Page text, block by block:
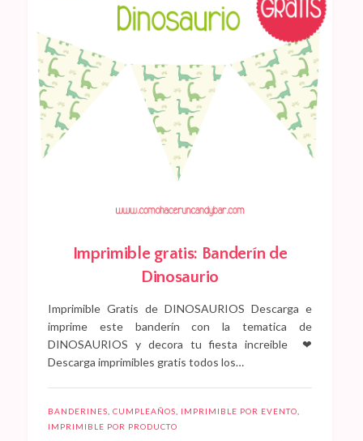
Imprimible gratis: Banderín de
Dinosaurio
Imprimible Gratis de DINOSAURIOS Descarga e
imprime este banderín con la tematica de
DINOSAURIOS y decora tu fiesta increible ❤
Descarga imprimibles gratis todos los…
BANDERINES CUMPLEAÑOS IMPRIMIBLE POR EVENTO
IMPRIMIBLE POR PRODUCTO